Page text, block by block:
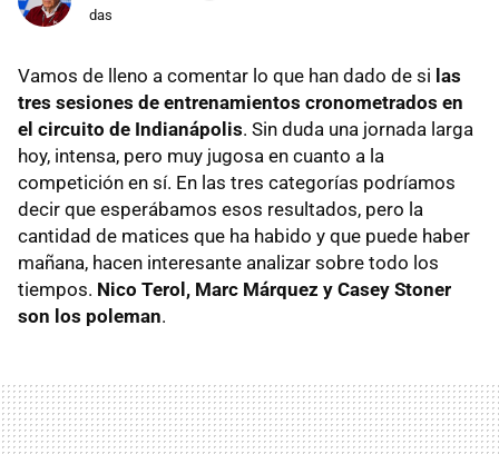
das
Vamos de lleno a comentar lo que han dado de si las
tres sesiones de entrenamientos cronometrados en
el circuito de Indianápolis. Sin duda una jornada larga
hoy, intensa, pero muy jugosa en cuanto a la
competición en sí. En las tres categorías podríamos
decir que esperábamos esos resultados, pero la
cantidad de matices que ha habido y que puede haber
mañana, hacen interesante analizar sobre todo los
tiempos. Nico Terol, Marc Márquez y Casey Stoner
son los poleman.